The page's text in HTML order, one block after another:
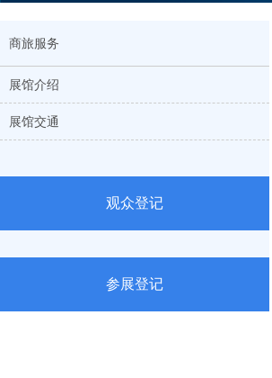
商旅服务
展馆介绍
展馆交通
观众登记
参展登记